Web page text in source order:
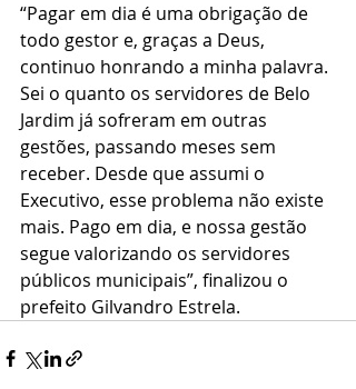
“Pagar em dia é uma obrigação de
todo gestor e, graças a Deus,
continuo honrando a minha palavra.
Sei o quanto os servidores de Belo
Jardim já sofreram em outras
gestões, passando meses sem
receber. Desde que assumi o
Executivo, esse problema não existe
mais. Pago em dia, e nossa gestão
segue valorizando os servidores
públicos municipais”, finalizou o
prefeito Gilvandro Estrela.